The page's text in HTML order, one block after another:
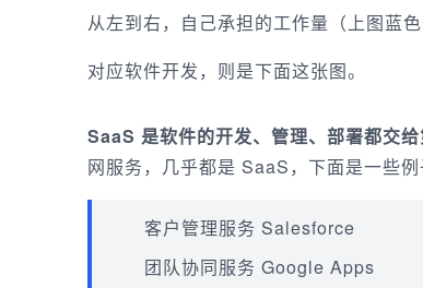
从左到右，自己承担的工作量（上图蓝
对应软件开发，则是下面这张图。
SaaS 是软件的开发、管理、部署都交
网服务，几乎都是 SaaS，下面是一些例
客户管理服务 Salesforce
团队协同服务 Google Apps